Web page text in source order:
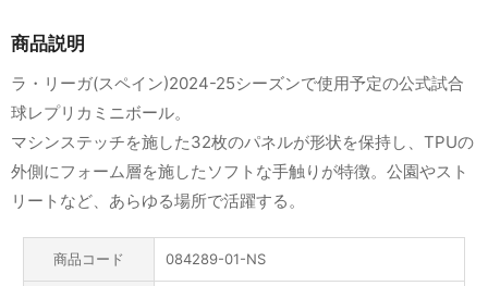
商品説明
ラ・リーガ(スペイン)2024-25シーズンで使用予定の公式試合
球レプリカミニボール。
マシンステッチを施した32枚のパネルが形状を保持し、TPUの
外側にフォーム層を施したソフトな手触りが特徴。公園やスト
リートなど、あらゆる場所で活躍する。
商品コード 084289-01-NS